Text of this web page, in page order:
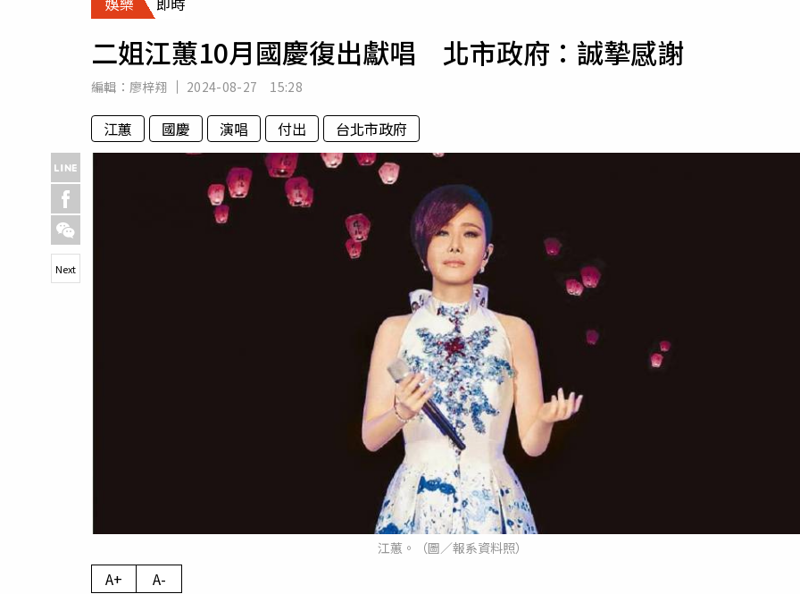
專欄
房產新勢力
運勢
二姐江蕙10月國慶復出獻唱 北市政府：誠摯感謝
編輯： 廖梓翔 2024-08-27 15:28
江蕙 國慶 演唱 付出 台北市政府
江蕙。（圖／報系資料照）
Next
A+ A-